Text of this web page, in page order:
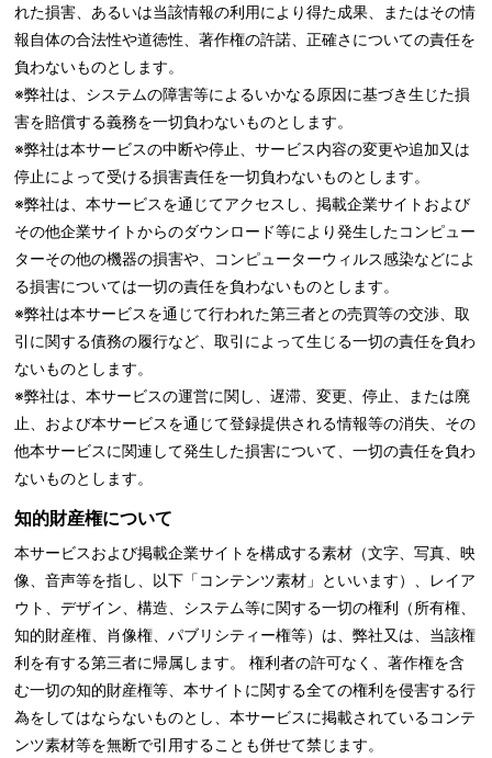
れた損害、あるいは当該情報の利用により得た成果、またはその情
報自体の合法性や道徳性、著作権の許諾、正確さについての責任を
負わないものとします。
※弊社は、システムの障害等によるいかなる原因に基づき生じた損
害を賠償する義務を一切負わないものとします。
※弊社は本サービスの中断や停止、サービス内容の変更や追加又は
停止によって受ける損害責任を一切負わないものとします。
※弊社は、本サービスを通じてアクセスし、掲載企業サイトおよび
その他企業サイトからのダウンロード等により発生したコンピュー
ターその他の機器の損害や、コンピューターウィルス感染などによ
る損害については一切の責任を負わないものとします。
※弊社は本サービスを通じて行われた第三者との売買等の交渉、取
引に関する債務の履行など、取引によって生じる一切の責任を負わ
ないものとします。
※弊社は、本サービスの運営に関し、遅滞、変更、停止、または廃
止、および本サービスを通じて登録提供される情報等の消失、その
他本サービスに関連して発生した損害について、一切の責任を負わ
ないものとします。
知的財産権について
本サービスおよび掲載企業サイトを構成する素材（文字、写真、映
像、音声等を指し、以下「コンテンツ素材」といいます）、レイア
ウト、デザイン、構造、システム等に関する一切の権利（所有権、
知的財産権、肖像権、パブリシティー権等）は、弊社又は、当該権
利を有する第三者に帰属します。 権利者の許可なく、著作権を含
む一切の知的財産権等、本サイトに関する全ての権利を侵害する行
為をしてはならないものとし、本サービスに掲載されているコンテ
ンツ素材等を無断で引用することも併せて禁じます。